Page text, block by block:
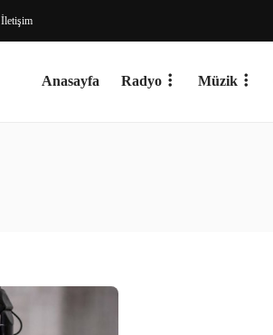
İletişim
Anasayfa Radyo Müzik